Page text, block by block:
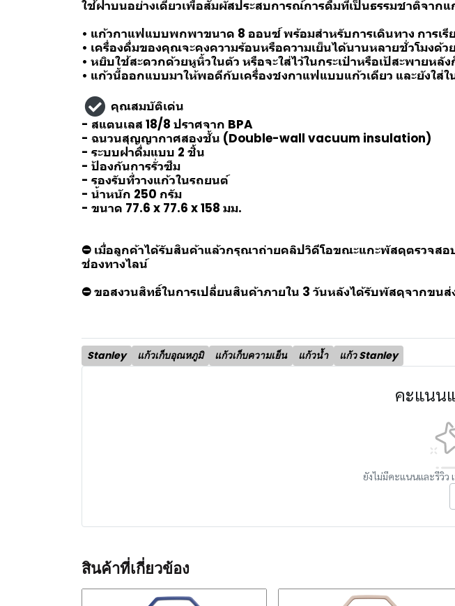
ใช้ฝาบนอย่างเดียวเพื่อสัมผัสประสบการณ์การดื่มที่เป็นธรรมชาติจากแ
• แก้วกาแฟแบบพกพาขนาด 8 ออนซ์ พร้อมสำหรับการเดินทาง การเรี
• เครื่องดื่มของคุณจะคงความร้อนหรือความเย็นได้นานหลายชั่วโมง
• หยิบใช้สะดวกด้วยหูหิ้วในตัว หรือจะใส่ไว้ในกระเป๋าหรือเป้สะพายหลั
• แก้วนี้ออกแบบมาให้พอดีกับเครื่องชงกาแฟแบบแก้วเดียว และยังใส่
คุณสมบัติเด่น
- สแตนเลส 18/8 ปราศจาก BPA
- ฉนวนสุญญากาศสองชั้น (Double-wall vacuum insulation)
- ระบบฝาดื่มแบบ 2 ชิ้น
- ป้องกันการรั่วซึม
- รองรับที่วางแก้วในรถยนต์
- น้ำหนัก 250 กรัม
- ขนาด 77.6 x 77.6 x 158 มม.
⛔ เมื่อลูกค้าได้รับสินค้าแล้วกรุณาถ่ายคลิปวิดีโอขณะแกะพัสดุตรวจ
ช่องทางไลน์
⛔ ขอสงวนสิทธิ์ในการเปลี่ยนสินค้าภายใน 3 วันหลังได้รับพัสดุจากขนส่
Stanley แก้วเก็บอุณหภูมิ แก้วเก็บความเย็น แก้วน้ำ แก้ว Stanley
คะแนน
ยังไม่มีคะแนนและรีวิว
สินค้าที่เกี่ยวข้อง